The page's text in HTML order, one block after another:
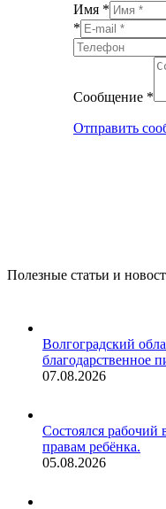
Имя *
*
Сообщение *
Отправить
Полезные статьи и
Волгоградский
благодарственное
07.08.2026
Состоялся рабочий
правам ребёнка.
05.08.2026